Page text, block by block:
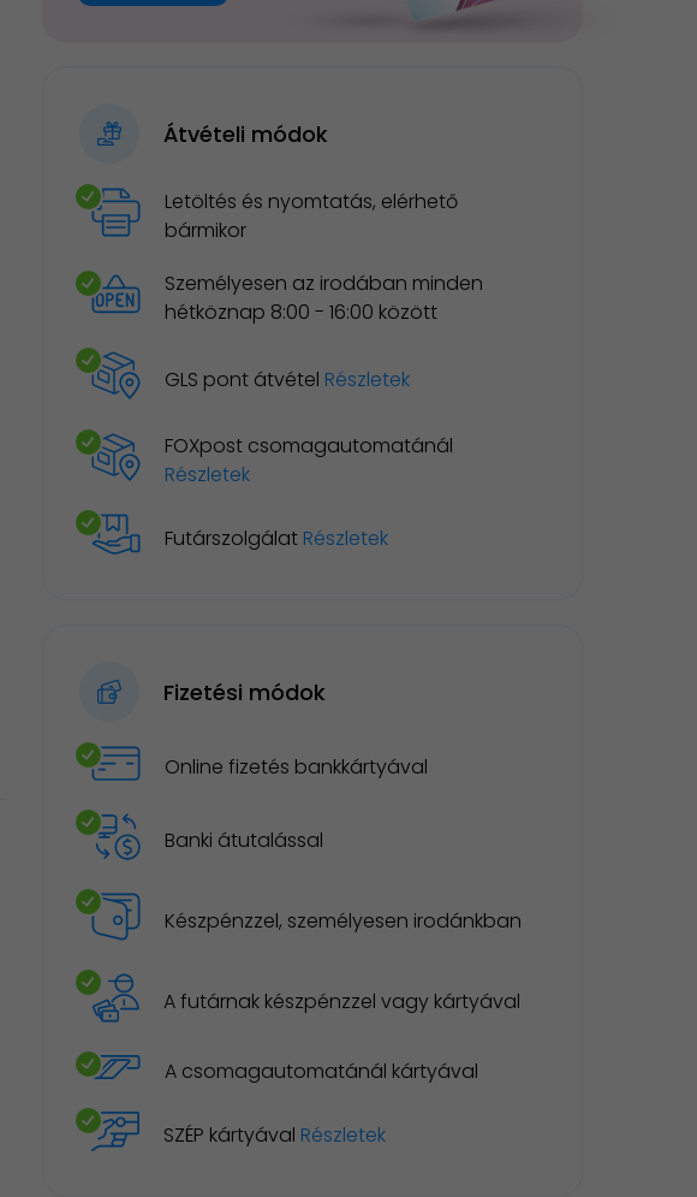
Átvételi módok
Letöltés és nyomtatás, elérhető
bármikor
Személyesen az irodában minden
hétköznap 8:00 - 16:00 között
GLS pont átvétel Részletek
FOXpost csomagautomatánál
Részletek
Futárszolgálat Részletek
Fizetési módok
Online fizetés bankkártyával
Banki átutalással
Készpénzzel, személyesen irodánkban
A futárnak készpénzzel vagy kártyával
A csomagautomatánál kártyával
SZÉP kártyával Részletek